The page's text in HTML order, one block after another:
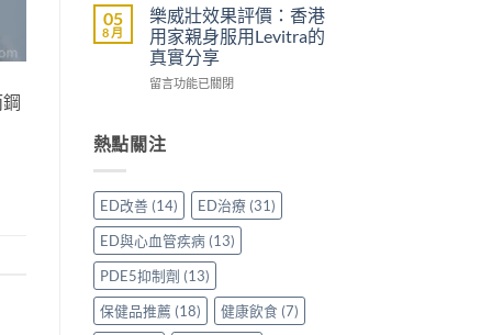
前
必
讀
的
注
項〉
延
時
配
方，
香
家
使
用
心
得〉
中
一
文
比
較
Sidegra、
保
鑽〉
中
度
雙
效
片
哪
先
香
港
用
家
親
身
分
享
05
8 月
樂威壯效果評價：香港
用家親身服用Levitra的
真實分享
在
壯
效
評
價：
香
港
用
家
親
身
留言功能已關閉
熱點關注
ED改善 (14) ED治療(31)
ED與心血管疾病(13)
PDE5抑制劑 (13)
保健品推薦 (18) 健康飲食 (7)